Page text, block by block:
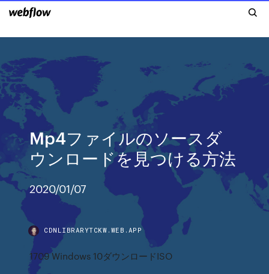
Mp4ファイルのソースダ
ウンロードを見つける方法
2020/01/07
CDNLIBRARYTCKW.WEB.APP
1709 Windows 10ダウンロードISO